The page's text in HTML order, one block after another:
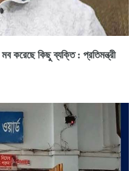
মব করেছে কিছু ব্যক্তি : প্রতিমন্ত্রী